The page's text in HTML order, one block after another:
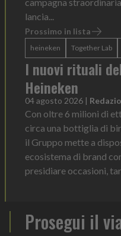
campagna
lancia...
Prossimo in lista
heineken Together Lab
I nuovi rituali
Heineken
04 agosto 2026 |
Con oltre 6 milioni di
circa una bottiglia di
il Gruppo mette a
ecosistema di brand
presidiare occasioni,
Prosegui il